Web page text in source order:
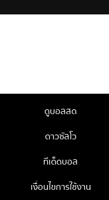
ดูบอลสด
ดาวซัลโว
ทีเด็ดบอล
เงื่อนไขการใช้งาน